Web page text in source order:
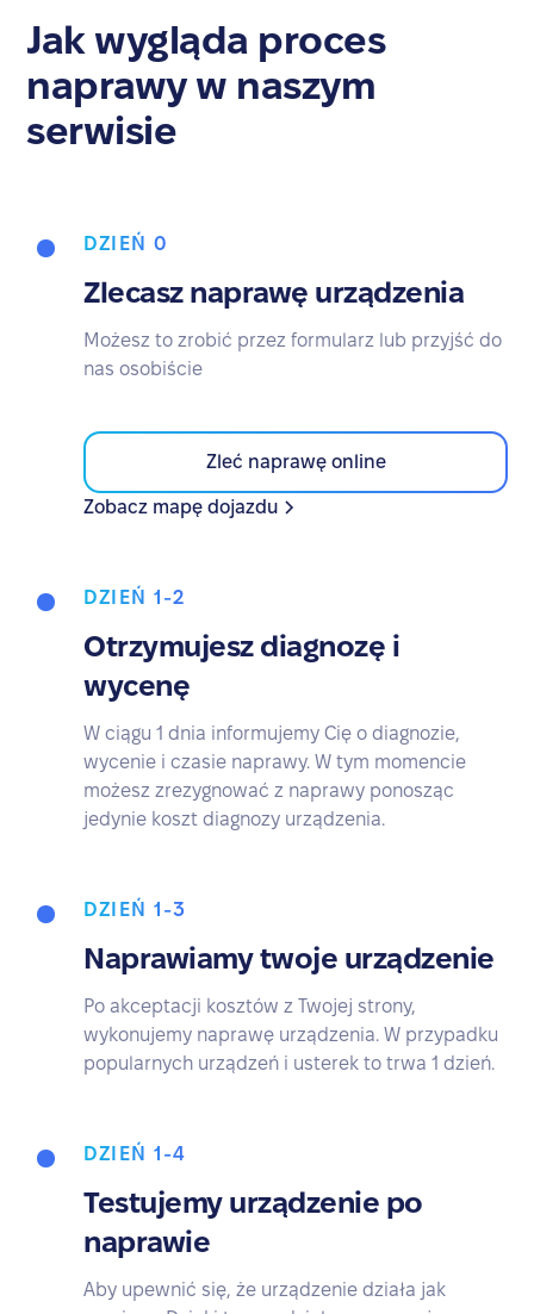
Jak wygląda proces
naprawy w naszym
serwisie
DZIEŃ 0
Zlecasz naprawę urządzenia
Możesz to zrobić przez formularz lub przyjść do
nas osobiście
Zleć naprawę online
Zobacz mapę dojazdu
DZIEŃ 1-2
Otrzymujesz diagnozę i
wycenę
W ciągu 1 dnia informujemy Cię o diagnozie,
wycenie i czasie naprawy. W tym momencie
możesz zrezygnować z naprawy ponosząc
jedynie koszt diagnozy urządzenia.
DZIEŃ 1-3
Naprawiamy twoje urządzenie
Po akceptacji kosztów z Twojej strony,
wykonujemy naprawę urządzenia. W przypadku
popularnych urządzeń i usterek to trwa 1 dzień.
DZIEŃ 1-4
Testujemy urządzenie po
naprawie
Aby upewnić się, że urządzenie działa jak